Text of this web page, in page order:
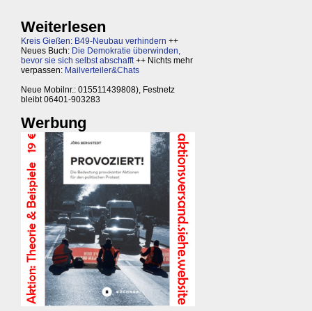
Weiterlesen
Kreis Gießen: B49-Neubau verhindern ++
Neues Buch: Die Demokratie überwinden,
bevor sie sich selbst abschafft++ Nichts mehr
verpassen: Mailverteiler&Chats
Neue Mobilnr.: 015511439808), Festnetz
bleibt 06401-903283
Werbung